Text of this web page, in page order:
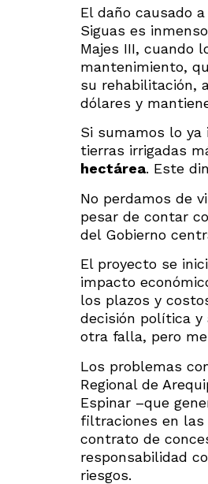
El daño causado
Siguas es
Majes III, cuando
mantenimiento,
su rehabilitación,
dólares y
Si sumamos lo
tierras irrigadas
hectárea. Este
No perdamos de
pesar de contar
del Gobierno
El proyecto se
impacto
los plazos y
decisión política y
otra falla, pero
Los problemas
Regional de
Espinar –que
filtraciones en las
contrato de
responsabilidad
riesgos.